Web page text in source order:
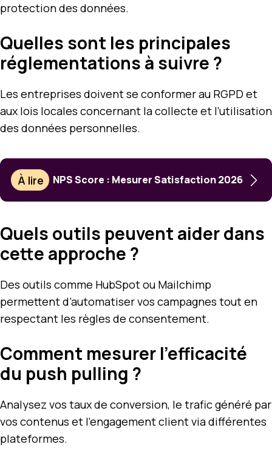
protection des données.
Quelles sont les principales
réglementations à suivre ?
Les entreprises doivent se conformer au RGPD et
aux lois locales concernant la collecte et l’utilisation
des données personnelles.
À lire NPS Score : Mesurer Satisfaction 2026
Quels outils peuvent aider dans
cette approche ?
Des outils comme HubSpot ou Mailchimp
permettent d’automatiser vos campagnes tout en
respectant les règles de consentement.
Comment mesurer l’efficacité
du push pulling ?
Analysez vos taux de conversion, le trafic généré par
vos contenus et l’engagement client via différentes
plateformes.